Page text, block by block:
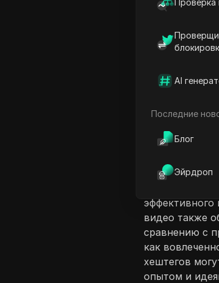
Проверка
AI
Последние
Блог
Эйрдроп
В видео
художники
в частности
эффективного
видео также
сравнению с
как
хештегов
опытом и